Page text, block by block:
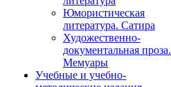
Юмористическая
литература. Сатира
Художественно-
документальная проза.
Мемуары
Учебные и учебно-